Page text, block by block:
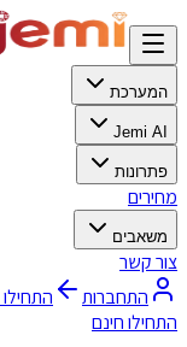
המערכת
Jemi AI
פתרונות
מחירים
משאבים
צור קשר
התחברות
התחילו חינם